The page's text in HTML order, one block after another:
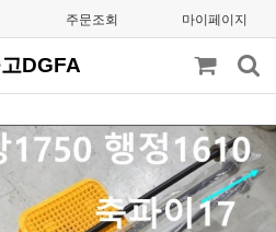
주문조회 마이페이지
DGFA